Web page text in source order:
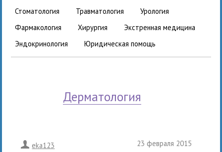
стоматология
травматология
урология
фармакология
хирургия
экстренная медицина
эндокринология
юридическая помощь
дерматология
. eka123 23 февраля 2015